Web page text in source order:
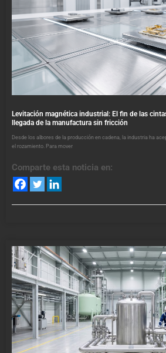
Levitación magnética industrial: El fin de las
llegada de la manufactura sin fricción
Desde los albores de la producción en cadena, la industria ha
el rozamiento. Para mover
Comparte esta noticia en: